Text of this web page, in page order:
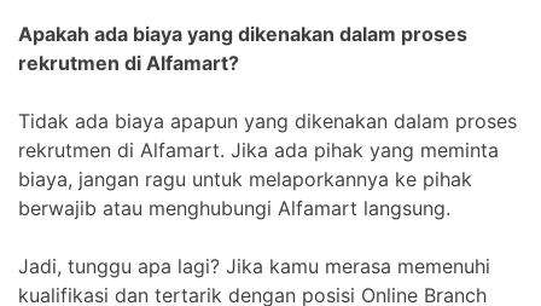
Apakah ada biaya yang dikenakan dalam proses
rekrutmen di Alfamart?
Tidak ada biaya apapun yang dikenakan dalam proses
rekrutmen di Alfamart. Jika ada pihak yang meminta
biaya, jangan ragu untuk melaporkannya ke pihak
berwajib atau menghubungi Alfamart langsung.
Jadi, tunggu apa lagi? Jika kamu merasa memenuhi
kualifikasi dan tertarik dengan posisi Online Branch